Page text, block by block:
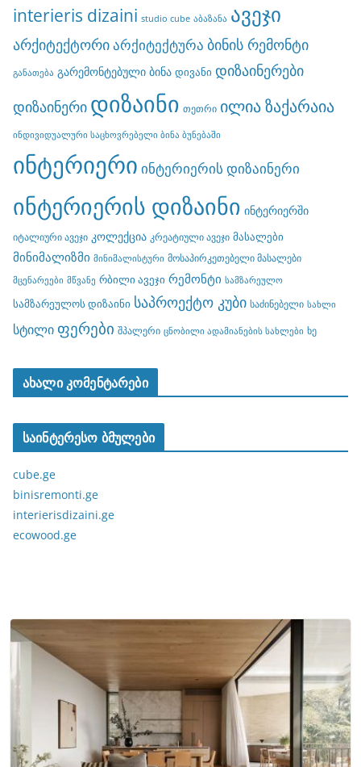
interieris dizaini studio cube აბაზანა ავეჯი
არქიტექტორიარქიტექტურა ბინის რემონტი
განათება გარემონტებული ბინა დივანი დიზაინერები
დიზაინერი დიზაინი თეთრი ილია ზაქარაია
ინდივიდუალური საცხოვრებელი ბინა ბუნებაში
ინტერიერი ინტერიერის დიზაინერი
ინტერიერის დიზაინი ინტერიერში
იტალიური ავეჯი კოლექცია კრეატიული ავეჯი მასალები
მინიმალიზმი მინიმალისტური მოსაპირკეთებელი მასალები
მცენარეები მწვანე რბილი ავეჯი რემონტი სამზარეულო
სამზარეულოს დიზაინი საპროექტო კუბი საძინებელი სახლი
სტილი ფერები შპალერი ცნობილი ადამიანების სახლები ხე
ახალი კომენტარები
საინტერესო ბმულები
cube.ge
binisremonti.ge
interierisdizaini.ge
ecowood.ge